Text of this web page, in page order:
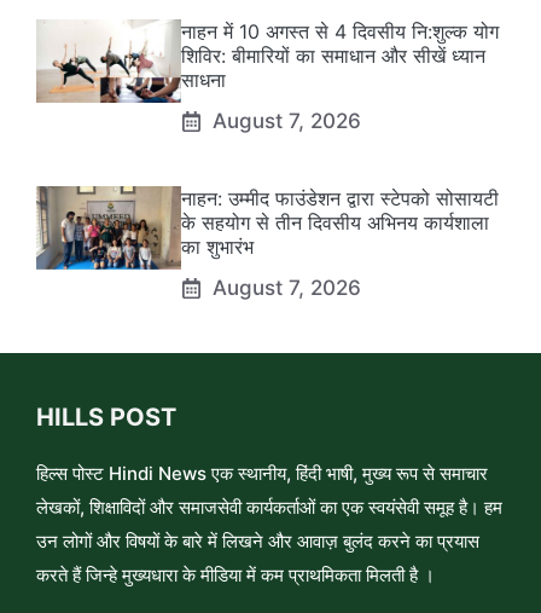
नाहन में 10 अगस्त से 4 दिवसीय नि:शुल्क योग
शिविर: बीमारियों का समाधान और सीखें ध्यान
साधना
August 7, 2026
नाहन: उम्मीद फाउंडेशन द्वारा स्टेपको सोसायटी
के सहयोग से तीन दिवसीय अभिनय कार्यशाला
का शुभारंभ
August 7, 2026
HILLS POST
हिल्स पोस्ट Hindi News एक स्थानीय, हिंदी भाषी, मुख्य रूप से समाचार
लेखकों, शिक्षाविदों और समाजसेवी कार्यकर्ताओं का एक स्वयंसेवी समूह है। हम
उन लोगों और विषयों के बारे में लिखने और आवाज़ बुलंद करने का प्रयास
करते हैं जिन्हे मुख्यधारा के मीडिया में कम प्राथमिकता मिलती है ।